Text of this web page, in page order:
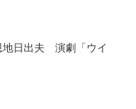
日出夫 演劇「ウイ